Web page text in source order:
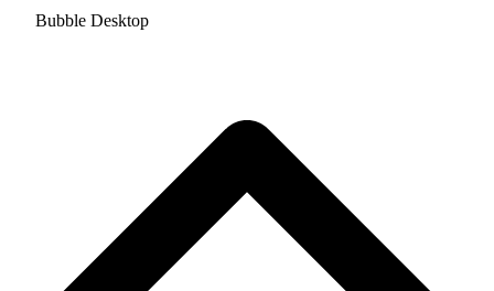
Bubble Desktop